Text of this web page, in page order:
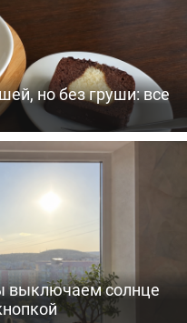
но без груши: все
выключаем солнце